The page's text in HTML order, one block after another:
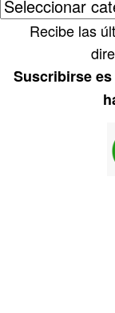
Recibe las
Suscribirse